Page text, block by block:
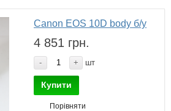
Canon EOS 10D body б/у
4 851 грн.
- + шт
Купити
Порівняти